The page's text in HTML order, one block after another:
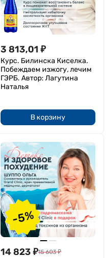
3 813,01 ₽
Курс. Билинска Киселка.
Побеждаем изжогу, лечим
ГЭРБ. Автор: Лагутина
Наталья
В корзину
-5%
14 823 ₽15 603 ₽